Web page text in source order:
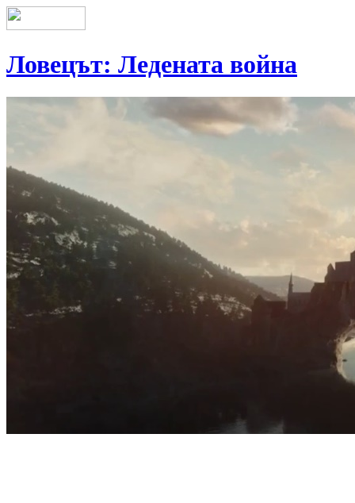
Ловецът: Ледената война